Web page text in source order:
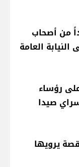
من أصحاب
العامة
رؤساء
صيدا
قصة يرويها